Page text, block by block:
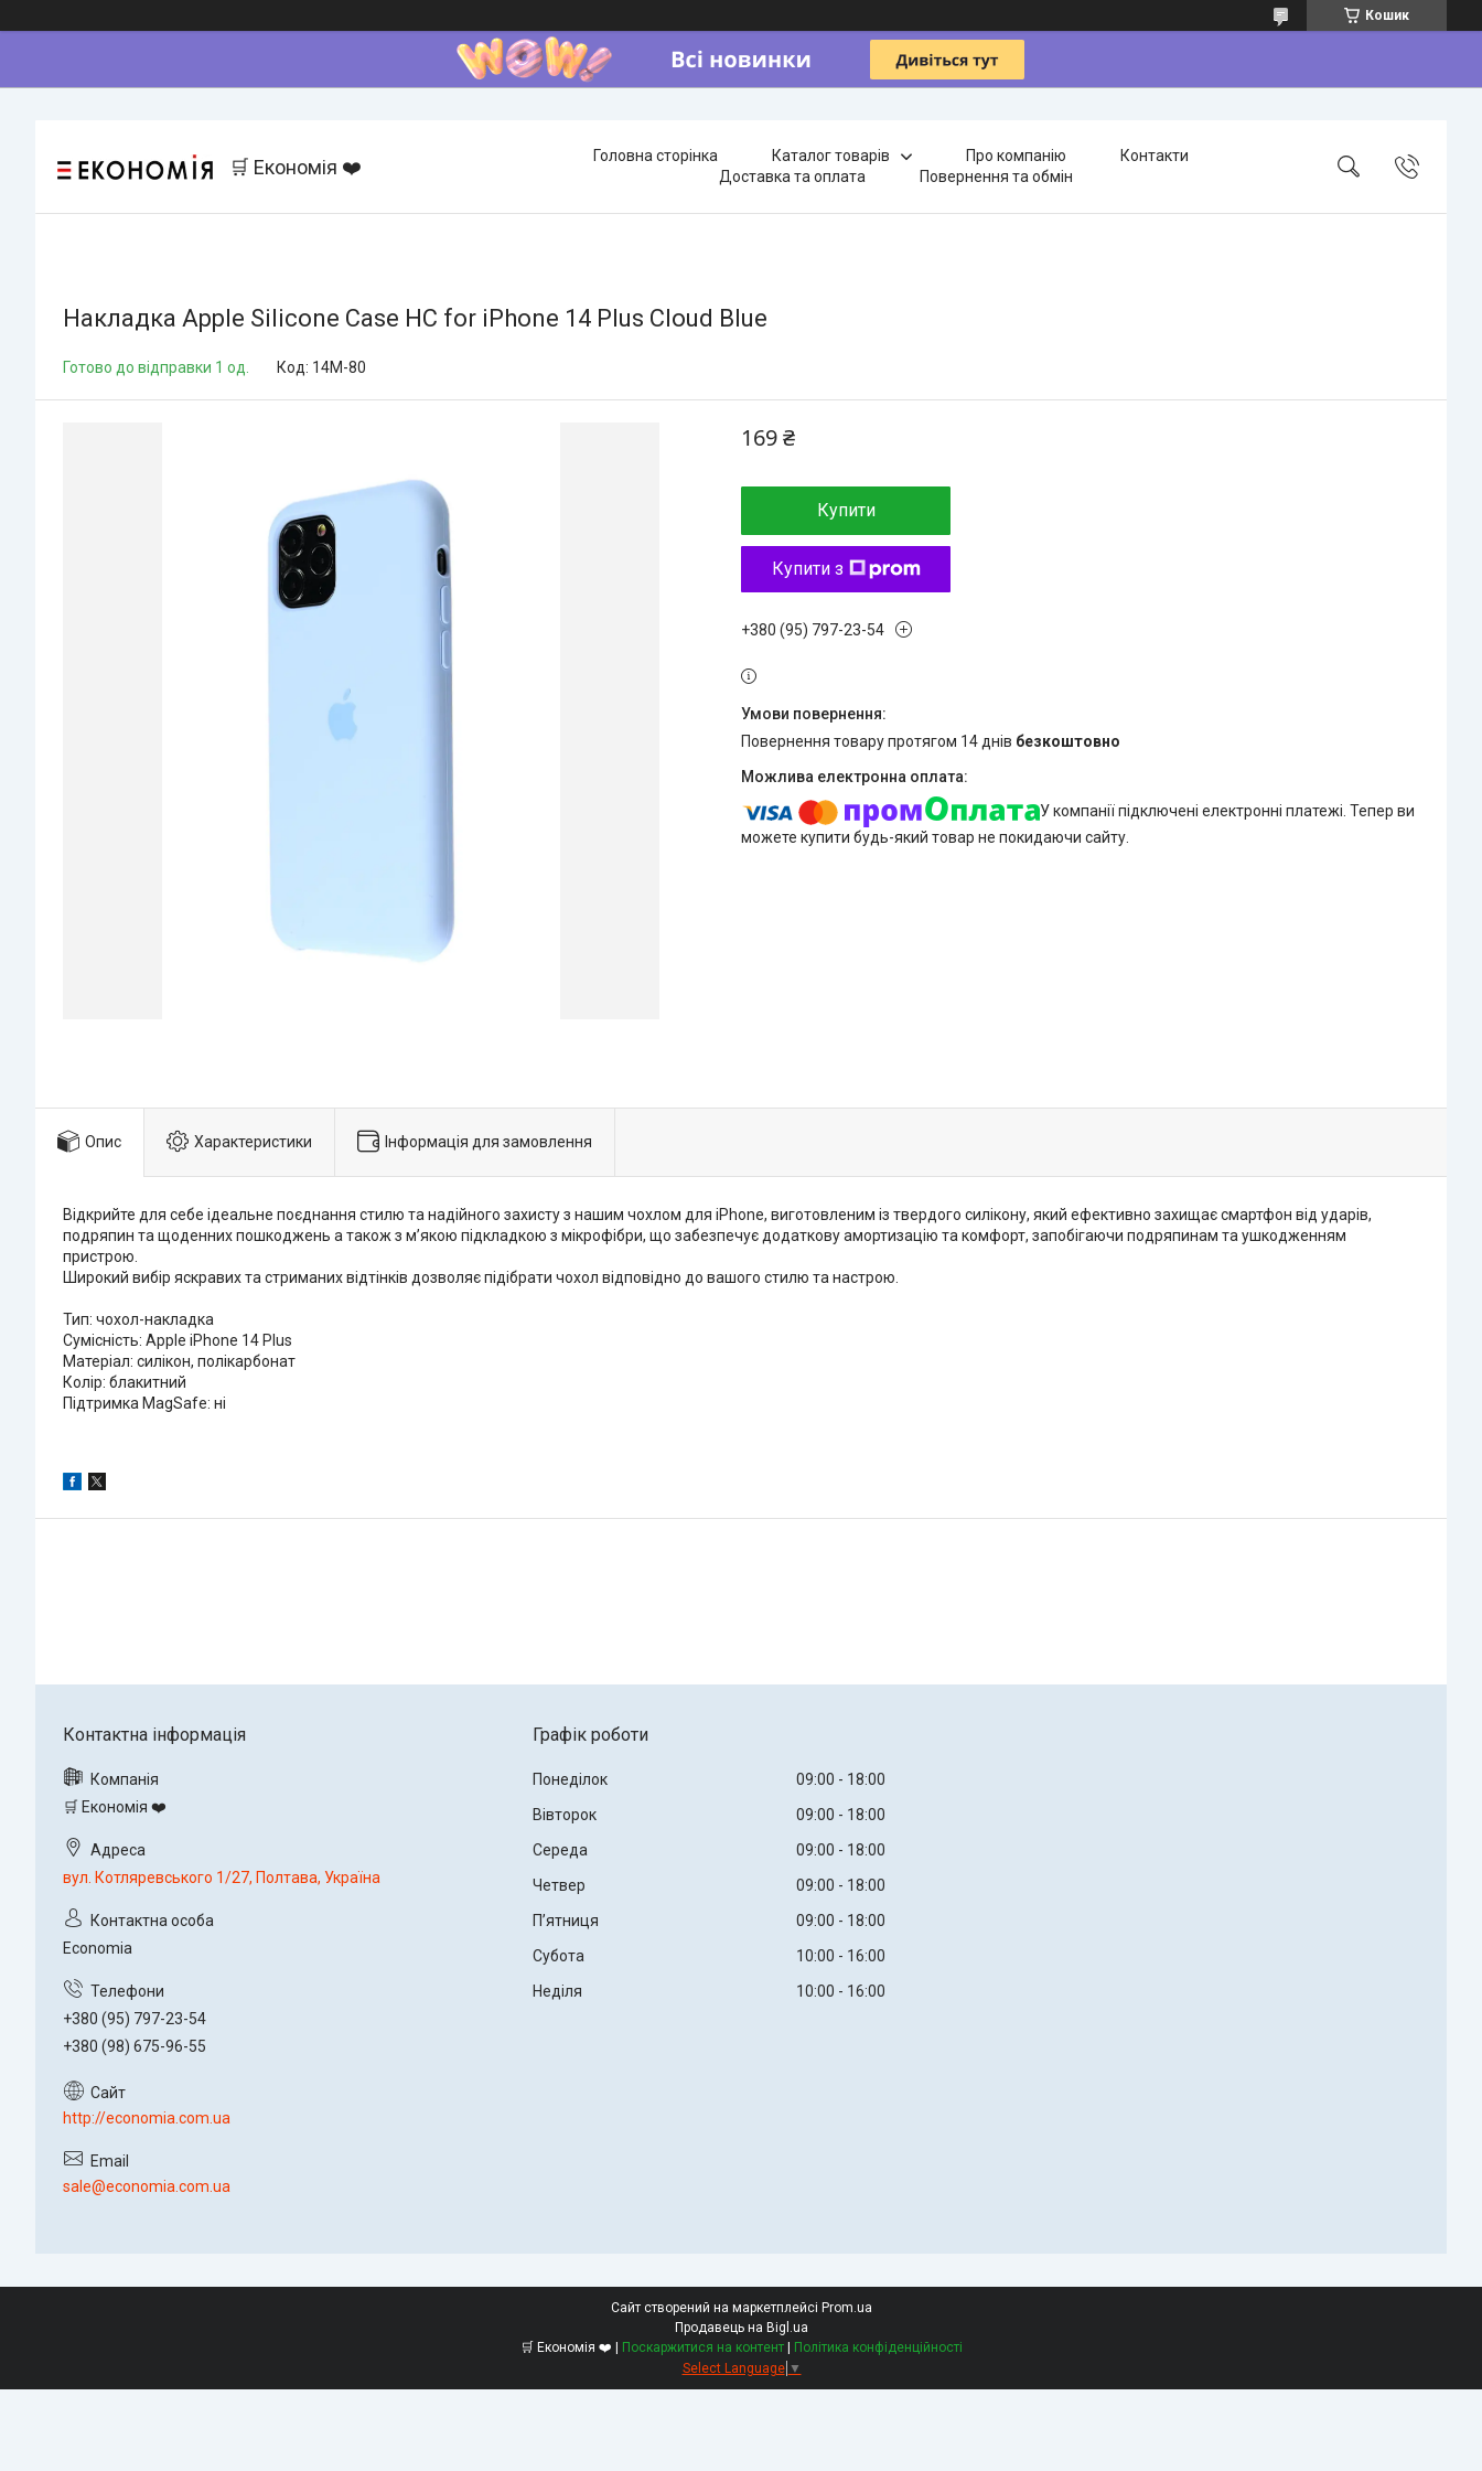
Кошик
🛒 Економія ❤️ Головна сторінка Каталог товарів Про компанію
Контакти
Доставка та оплата
Повернення та обмін
Накладка Apple Silicone Case HC for iPhone 14 Plus Cloud Blue
Готово до відправки 1 од. Код: 14M-80
169 ₴
Купити
Купити з
+380 (95) 797-23-54
повернення товару протягом 14 днів безкоштовно
У компанії підключені електронні платежі. Тепер ви
можете купити будь-який товар не покидаючи сайту.
Опис Характеристики Інформація для замовлення
Відкрийте для себе ідеальне поєднання стилю та надійного захисту з нашим чохлом для iPhone, виготовленим із твердого силікону, який ефективно захищає смартфон від ударів,
подряпин та щоденних пошкоджень а також з м’якою підкладкою з мікрофібри, що забезпечує додаткову амортизацію та комфорт, запобігаючи подряпинам та ушкодженням
пристрою.
Широкий вибір яскравих та стриманих відтінків дозволяє підібрати чохол відповідно до вашого стилю та настрою.
Тип: чохол-накладка
Сумісність: Apple iPhone 14 Plus
Матеріал: силікон, полікарбонат
Колір: блакитний
Підтримка MagSafe: ні
🛒 Економія ❤️
вул. Котляревського 1/27, Полтава, Україна
Economia
+380 (95) 797-23-54
+380 (98) 675-96-55
http://economia.com.ua
sale@economia.com.ua
Графік роботи
Понеділок 09:00
18:00
Вівторок
09:00
18:00
Середа
09:00
18:00
Четвер
09:00
18:00
Пʼятниця
09:00
18:00
Субота
10:00
16:00
Неділя
10:00 16:00
Сайт створений на маркетплейсі Prom.ua
Продавець на Bigl.ua
🛒 Економія ❤️ | Поскаржитися на контент | Політика конфіденційності
Select Language ▼